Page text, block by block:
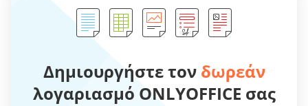
Δημιουργήστε τον δωρεάν
λογαριασμό ONLYOFFICE σας